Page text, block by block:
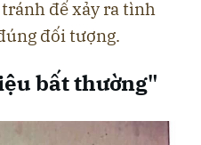
để xảy ra tình
đối tượng.
bất thường"